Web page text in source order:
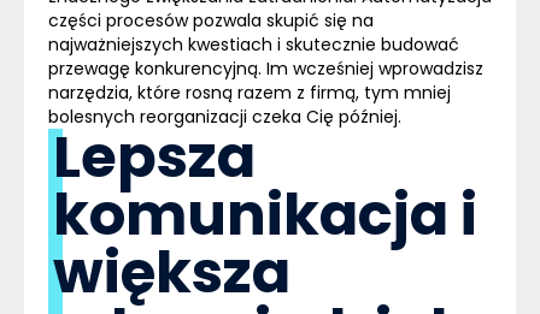
części procesów pozwala skupić się na
najważniejszych kwestiach i skutecznie budować
przewagę konkurencyjną. Im wcześniej wprowadzisz
narzędzia, które rosną razem z firmą, tym mniej
bolesnych reorganizacji czeka Cię później.
Lepsza
komunikacja i
większa